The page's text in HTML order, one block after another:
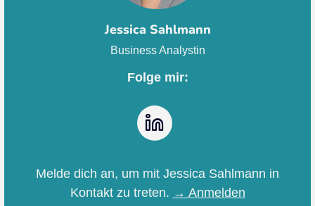
Jessica Sahlmann
Business Analystin
Folge mir:
Melde dich an, um mit Jessica Sahlmann in
Kontakt zu treten. → Anmelden